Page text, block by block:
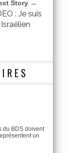
Story →
: Je suis
Israélien
du BDS doivent
un